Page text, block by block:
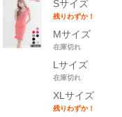
Sサイズ
残りわずか！
Mサイズ
在庫切れ
Lサイズ
在庫切れ
XLサイズ
残りわずか！